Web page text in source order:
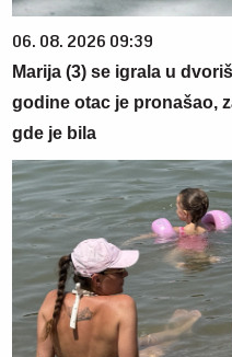
06. 08. 2026 09:39
Marija (3) se igrala u
godine otac je pronašao,
gde je bila